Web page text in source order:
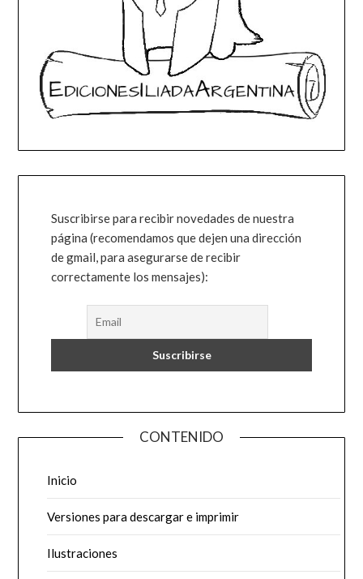
Suscribirse para recibir novedades de nuestra
página (recomendamos que dejen una dirección
de gmail, para asegurarse de recibir
correctamente los mensajes):
CONTENIDO
Inicio
Versiones para descargar e imprimir
Ilustraciones